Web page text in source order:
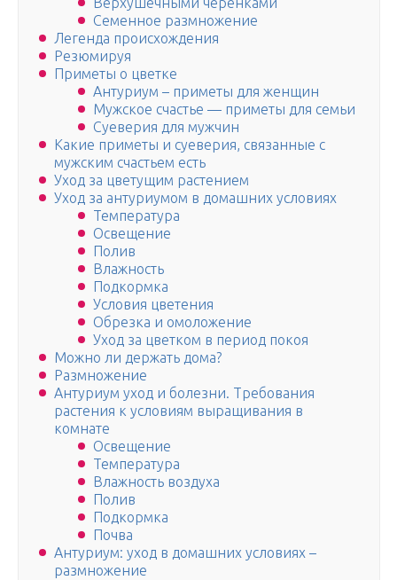
Семенное размножение
Легенда происхождения
Резюмируя
Приметы о цветке
Антуриум – приметы для женщин
Мужское счастье — приметы для семьи
Суеверия для мужчин
Какие приметы и суеверия, связанные с
мужским счастьем есть
Уход за цветущим растением
Уход за антуриумом в домашних условиях
Температура
Освещение
Полив
Влажность
Подкормка
Условия цветения
Обрезка и омоложение
Уход за цветком в период покоя
Можно ли держать дома?
Размножение
Антуриум уход и болезни. Требования
растения к условиям выращивания в
комнате
Освещение
Температура
Влажность воздуха
Полив
Подкормка
Почва
Антуриум: уход в домашних условиях –
размножение